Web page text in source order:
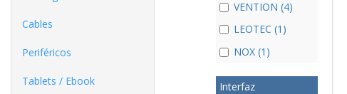
Cables
Periféricos
Tablets / Ebook
VENTION (4)
LEOTEC (1)
NOX (1)
Interfaz